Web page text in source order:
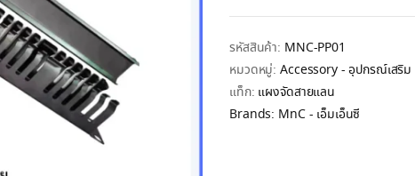
รหัสสินค้า: MNC-PP01
หมวดหมู่:Accessory - อุปกรณ์เสริม
แท็ก: แผงจัดสายแลน
Brands: MnC - เอ็มเอ็นซี